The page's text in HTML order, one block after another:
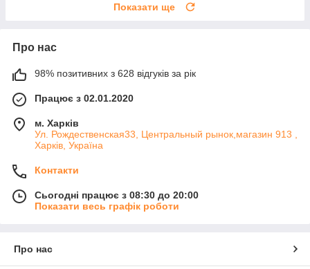
Показати ще
Про нас
98% позитивних з 628 відгуків за рік
Працює з 02.01.2020
м. Харків
Ул. Рождественская33, Центральный рынок,магазин 913 ,
Харків, Україна
Контакти
Сьогодні працює з 08:30 до 20:00
Показати весь графік роботи
Про нас